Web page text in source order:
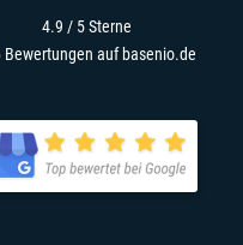
4.9 / 5Sterne
Bewertungen auf basenio.de
öffnet in neuem